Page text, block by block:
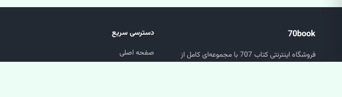
70book
فروشگاه اینترنتی کتاب 707 با مجموعه‌ای کامل از
دسترسی سریع
صفحه اصلی